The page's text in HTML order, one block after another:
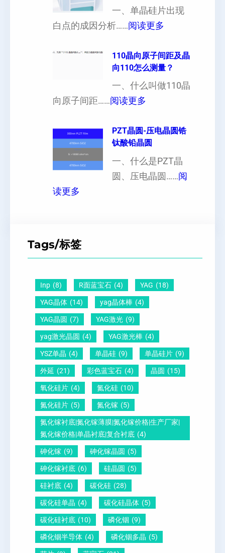
也
以
定
超
薄
硅
各
向
性
对
硬
度
影
响
一、单晶硅片出现
白点的成因分析……阅读更多
晶
硅
片
白
或
者
？
说
明
110晶向原子间距及晶
向110怎么测量？
一、什么叫做110晶
向原子间距……阅读更多
1
0
晶
向
向
1
怎
么
测
PZT晶圆-压电晶圆锆
钛酸铅晶圆
一、什么是PZT晶
圆、压电晶圆……阅
读更多
晶
-
压
电
晶
圆
钛
铅
晶
圆
Tags/标签
Inp (8) R面蓝宝石 (4) YAG (18)
YAG晶体 (14) yag晶体棒 (4)
YAG晶圆 (7) YAG激光 (9)
yag激光晶圆 (4) YAG激光棒 (4)
YSZ单晶 (4) 单晶硅 (9) 单晶硅片 (9)
外延 (21) 彩色蓝宝石 (4) 晶圆 (15)
氧化硅片 (4) 氮化硅 (10)
氮化硅片 (5) 氮化镓 (5)
氮化镓衬底|氮化镓薄膜|氮化镓价格|生产厂家|
氮化镓价格|单晶衬底|复合衬底 (4)
砷化镓 (9) 砷化镓晶圆 (5)
砷化镓衬底 (6) 硅晶圆 (5)
硅衬底 (4) 碳化硅 (28)
碳化硅单晶 (4) 碳化硅晶体 (5)
碳化硅衬底 (10) 磷化铟 (9)
磷化铟半导体 (4) 磷化铟多晶 (5)